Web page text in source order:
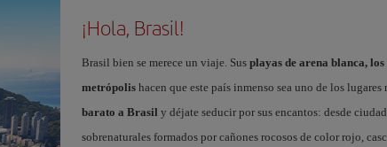
¡Hola, Brasil!
Brasil bien se merece un viaje. Sus playas de arena blanca,
metrópolishacen que este país inmenso sea uno de los
barato a Brasil y déjate seducir por sus encantos: desde
sobrenaturales formados por cañones rocosos de color rojo,